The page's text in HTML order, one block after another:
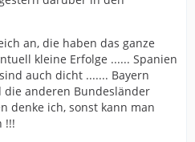
an, die haben das ganze
kleine Erfolge ...... Spanien
auch dicht ....... Bayern
anderen Bundesländer
denke ich, sonst kann man
!!!